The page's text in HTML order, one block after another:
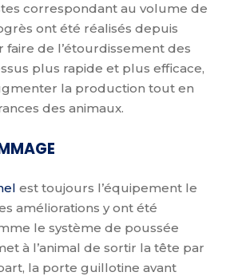
correspondant au volume de
ont été réalisés depuis
de l’étourdissement des
plus rapide et plus efficace,
la production tout en
des animaux.
est toujours l’équipement le
améliorations y ont été
le système de poussée
à l’animal de sortir la tête par
part, la porte guillotine avant